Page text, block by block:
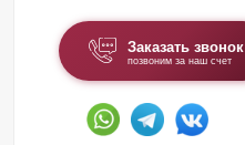
Заказать звонок
позвоним за наш счет